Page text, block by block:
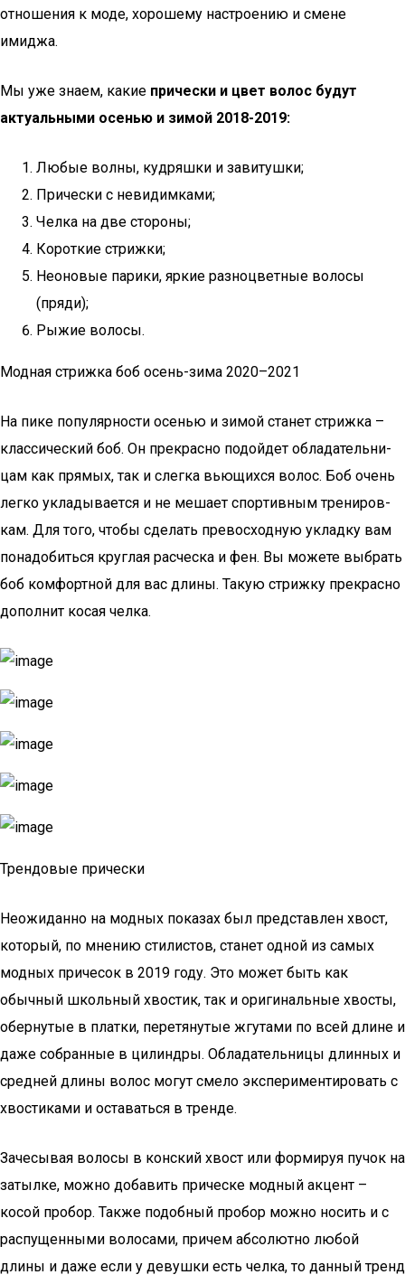
отношения к моде, хорошему настроению и смене
имиджа.
Мы уже знаем, какие прически и цвет волос будут
актуальными осенью и зимой 2018-2019:
Любые волны, кудряшки и завитушки;
Прически с невидимками;
Челка на две стороны;
Короткие стрижки;
Неоновые парики, яркие разноцветные волосы
(пряди);
Рыжие волосы.
Модная стрижка боб осень-зима 2020–2021
На пике попу­ляр­но­сти осе­нью и зимой ста­нет стриж­ка –
клас­си­че­ский боб. Он пре­крас­но подой­дет обла­да­тель­ни­
цам как пря­мых, так и слег­ка вью­щих­ся волос. Боб очень
лег­ко укла­ды­ва­ет­ся и не меша­ет спор­тив­ным тре­ни­ров­
кам. Для того, что­бы сде­лать пре­вос­ход­ную уклад­ку вам
пона­до­бить­ся круг­лая рас­чес­ка и фен. Вы може­те выбрать
боб ком­форт­ной для вас дли­ны. Такую стриж­ку пре­крас­но
допол­нит косая челка.
Трендовые прически
Неожиданно на модных показах был представлен хвост,
который, по мнению стилистов, станет одной из самых
модных причесок в 2019 году. Это может быть как
обычный школьный хвостик, так и оригинальные хвосты,
обернутые в платки, перетянутые жгутами по всей длине и
даже собранные в цилиндры. Обладательницы длинных и
средней длины волос могут смело экспериментировать с
хвостиками и оставаться в тренде.
Зачесывая волосы в конский хвост или формируя пучок на
затылке, можно добавить прическе модный акцент –
косой пробор. Также подобный пробор можно носить и с
распущенными волосами, причем абсолютно любой
длины и даже если у девушки есть челка, то данный тренд